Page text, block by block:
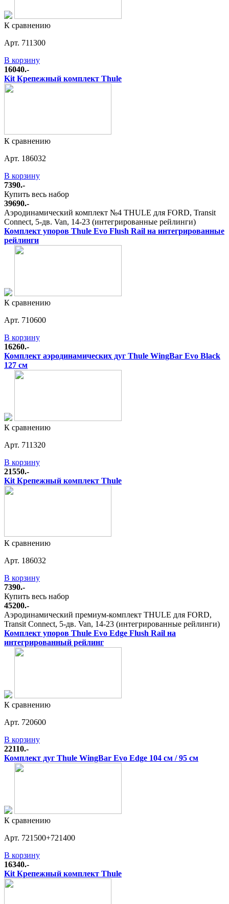
К сравнению
Арт. 711300
В корзину
16040.-
Kit Крепежный комплект Thule
К сравнению
Арт. 186032
В корзину
7390.-
Купить весь набор
39690.-
Аэродинамический комплект №4 THULE для FORD, Transit
Connect, 5-дв. Van, 14-23 (интегрированные рейлинги)
Комплект упоров Thule Evo Flush Rail на интегрированные
рейлинги
К сравнению
Арт. 710600
В корзину
16260.-
Комплект аэродинамических дуг Thule WingBar Evo Black
127 см
К сравнению
Арт. 711320
В корзину
21550.-
Kit Крепежный комплект Thule
К сравнению
Арт. 186032
В корзину
7390.-
Купить весь набор
45200.-
Аэродинамический премиум-комплект THULE для FORD,
Transit Connect, 5-дв. Van, 14-23 (интегрированные рейлинги)
Комплект упоров Thule Evo Edge Flush Rail на
интегрированный рейлинг
К сравнению
Арт. 720600
В корзину
22110.-
Комплект дуг Thule WingBar Evo Edge 104 см / 95 см
К сравнению
Арт. 721500+721400
В корзину
16340.-
Kit Крепежный комплект Thule